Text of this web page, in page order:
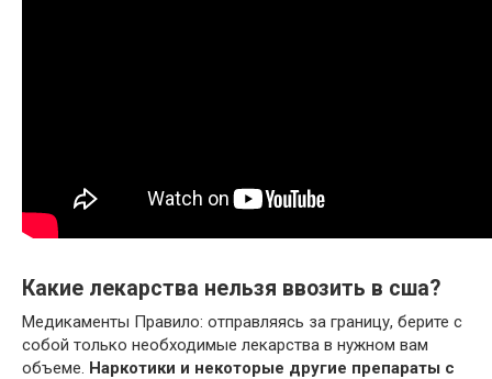
Какие лекарства нельзя ввозить в сша?
Медикаменты Правило: отправляясь за границу, берите с
собой только необходимые лекарства в нужном вам
объеме. Наркотики и некоторые другие препараты с